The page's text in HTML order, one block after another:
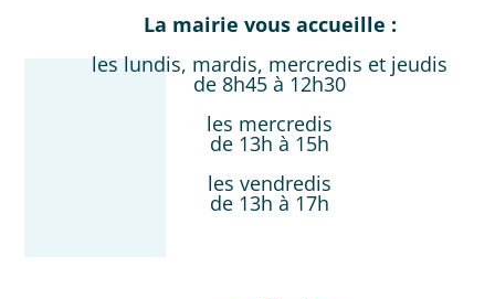
La mairie vous accueille :
les lundis, mardis, mercredis et jeudis
de 8h45 à 12h30
les mercredis
de 13h à 15h
les vendredis
de 13h à 17h